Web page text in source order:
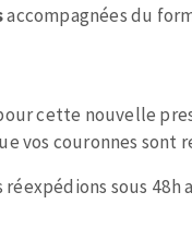
TRATAMENTO
Disque intissé
Disques fibre
Meules sur tige
accompagnées du
cette nouvelle
vos couronnes sont
sous 48h